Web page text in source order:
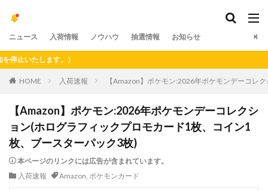
ニュース 入荷情報 ノウハウ 抽選情報 お知らせ
たします。）
HOME 入荷速報 【Amazon】ポケモン:2026年ポケモンデーコレ
【Amazon】ポケモン:2026年ポケモンデーコレクシ
ョン(ホログラフィックプロモカード1枚、コイン1
枚、ブースターパック3枚)
本ページのリンクには広告が含まれています。
入荷速報
Amazon, ポケモンカード